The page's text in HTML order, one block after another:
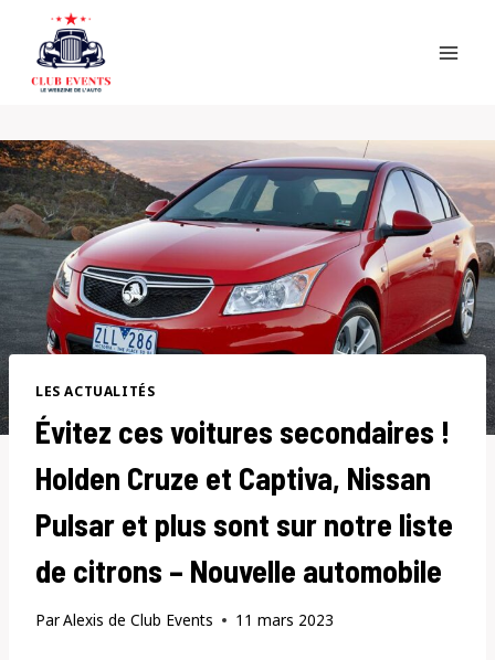
content
LES ACTUALITÉS
Évitez ces voitures secondaires !
Holden Cruze et Captiva, Nissan
Pulsar et plus sont sur notre liste
de citrons – Nouvelle automobile
ParAlexis de Club Events 11 mars 2023